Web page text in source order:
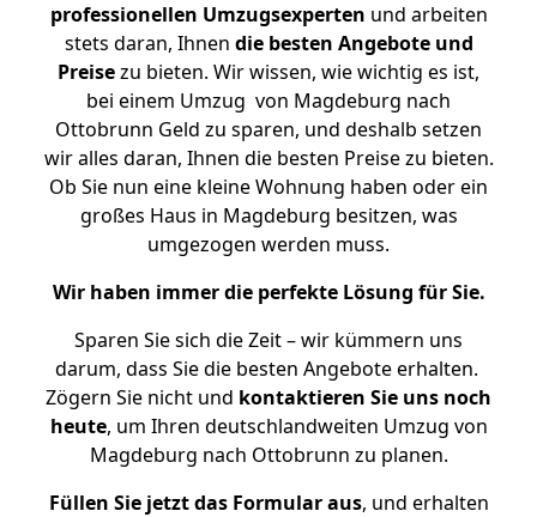
professionellen Umzugsexperten und arbeiten
stets daran, Ihnen die besten Angebote und
Preisezu bieten. Wir wissen, wie wichtig es ist,
bei einem Umzug von Magdeburg nach
Ottobrunn Geld zu sparen, und deshalb setzen
wir alles daran, Ihnen die besten Preise zu bieten.
Ob Sie nun eine kleine Wohnung haben oder ein
großes Haus in Magdeburg besitzen, was
umgezogen werden muss.
Wir haben immer die perfekte Lösung für Sie.
Sparen Sie sich die Zeit – wir kümmern uns
darum, dass Sie die besten Angebote erhalten.
Zögern Sie nicht und kontaktieren Sie uns noch
heute, um Ihren deutschlandweiten Umzug von
Magdeburg nach Ottobrunn zu planen.
Füllen Sie jetzt das Formular aus, und erhalten